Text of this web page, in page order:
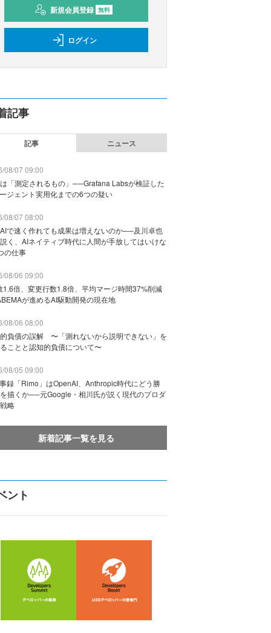
新規会員登録 無料
ログイン
記事
記事 ニュース
08/07 09:00
「測定されるもの」──Grafana Labsが検証した
ジェント実用化までの6つの疑い
08/07 08:00
で速く作れても成果は増えないのか──及川卓也
く、AIネイティブ時代に人間が手放してはいけな
の仕事
08/06 09:00
1.6倍、変更行数1.8倍、平均マージ時間37%削減
が進めるAI駆動開発の現在地
08/06 08:00
負債の誤解 〜「測れないから説明できない」を
ことと認知的負債について〜
08/05 09:00
録「Rimo」はOpenAI、Anthropic時代にどう勝
描くか──元Google・相川氏が説く現代のプロダ
略
新着記事一覧を見る
ント